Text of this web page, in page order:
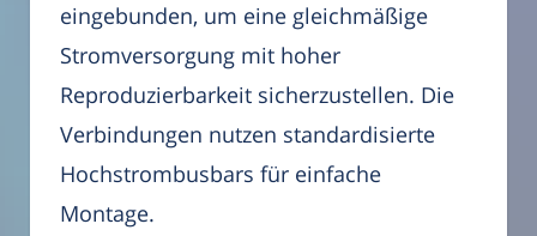
eingebunden, um eine gleichmäßige
Stromversorgung mit hoher
Reproduzierbarkeit sicherzustellen. Die
Verbindungen nutzen standardisierte
Hochstrombusbars für einfache
Montage.